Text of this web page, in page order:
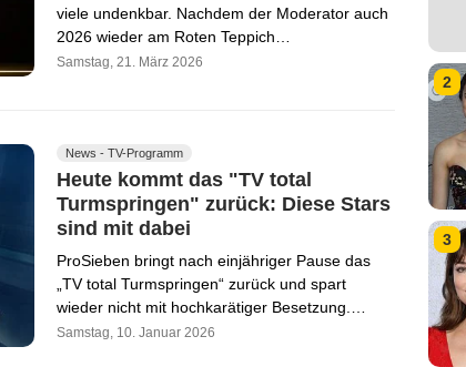
viele undenkbar. Nachdem der Moderator auch
2026 wieder am Roten Teppich…
Samstag, 21. März 2026
News - TV-Programm
Heute kommt das "TV total
Turmspringen" zurück: Diese Stars
sind mit dabei
ProSieben bringt nach einjähriger Pause das
„TV total Turmspringen“ zurück und spart
wieder nicht mit hochkarätiger Besetzung.…
Samstag, 10. Januar 2026
2
3